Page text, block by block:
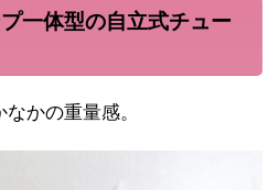
一体型の自立式チュー
かの重量感。